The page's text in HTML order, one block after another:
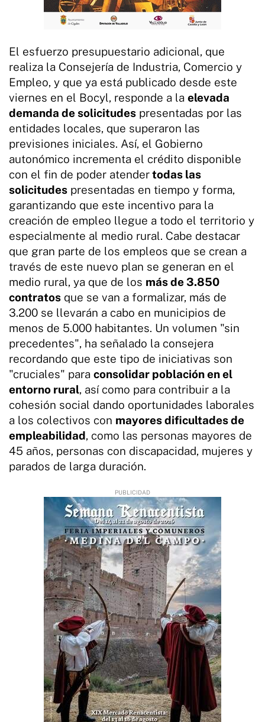
El esfuerzo presupuestario adicional, que
realiza la Consejería de Industria, Comercio y
Empleo, y que ya está publicado desde este
viernes en el Bocyl, responde a la elevada
demanda de solicitudes presentadas por las
entidades locales, que superaron las
previsiones iniciales. Así, el Gobierno
autonómico incrementa el crédito disponible
con el fin de poder atendertodas las
solicitudes presentadas en tiempo y forma,
garantizando que este incentivo para la
creación de empleo llegue a todo el territorio y
especialmente al medio rural. Cabe destacar
que gran parte de los empleos que se crean a
través de este nuevo plan se generan en el
medio rural, ya que de los más de 3.850
contratos que se van a formalizar, más de
3.200 se llevarán a cabo en municipios de
menos de 5.000 habitantes. Un volumen "sin
precedentes", ha señalado la consejera
recordando que este tipo de iniciativas son
"cruciales" para consolidar población en el
entorno rural, así como para contribuir a la
cohesión social dando oportunidades laborales
a los colectivos con mayores dificultades de
empleabilidad, como las personas mayores de
45 años, personas con discapacidad, mujeres y
parados de larga duración.